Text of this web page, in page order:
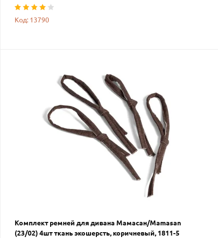
Код: 13790
Комплект ремней для дивана Мамасан/Mamasan
(23/02) 4шт ткань экошерсть, коричневый, 1811-5